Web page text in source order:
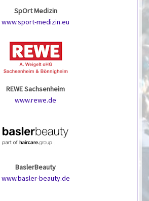
SpOrt Medizin
www.sport-medizin.eu
REWE Sachsenheim
www.rewe.de
BaslerBeauty
www.basler-beauty.de